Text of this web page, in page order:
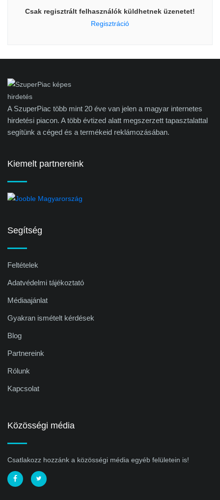
Csak regisztrált felhasználók küldhetnek üzenetet!
Regisztráció
A SzuperPiac több mint 20 éve van jelen a magyar internetes
hirdetési piacon. A több évtized alatt megszerzett tapasztalattal
segítünk a céged és a termékeid reklámozásában.
Kiemelt partnereink
Segítség
Feltételek
Adatvédelmi tájékoztató
Médiaajánlat
Gyakran ismételt kérdések
Blog
Partnereink
Rólunk
Kapcsolat
Közösségi média
Csatlakozz hozzánk a közösségi média egyéb felületein is!